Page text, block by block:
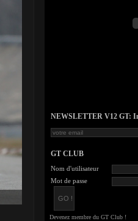
NEWSLETTER V12 GT:
GT CLUB
Nom d'utilisateur
Mot de passe